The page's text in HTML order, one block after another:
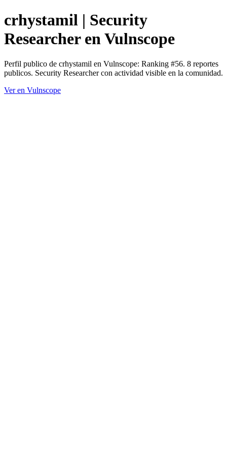
crhystamil | Security
Researcher en Vulnscope
Perfil publico de crhystamil en Vulnscope: Ranking #56. 8 reportes
publicos. Security Researcher con actividad visible en la comunidad.
Ver en Vulnscope